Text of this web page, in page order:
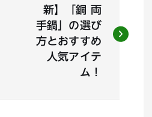
新】「銅 両
手鍋」の選び
方とおすすめ
人気アイテ
ム！